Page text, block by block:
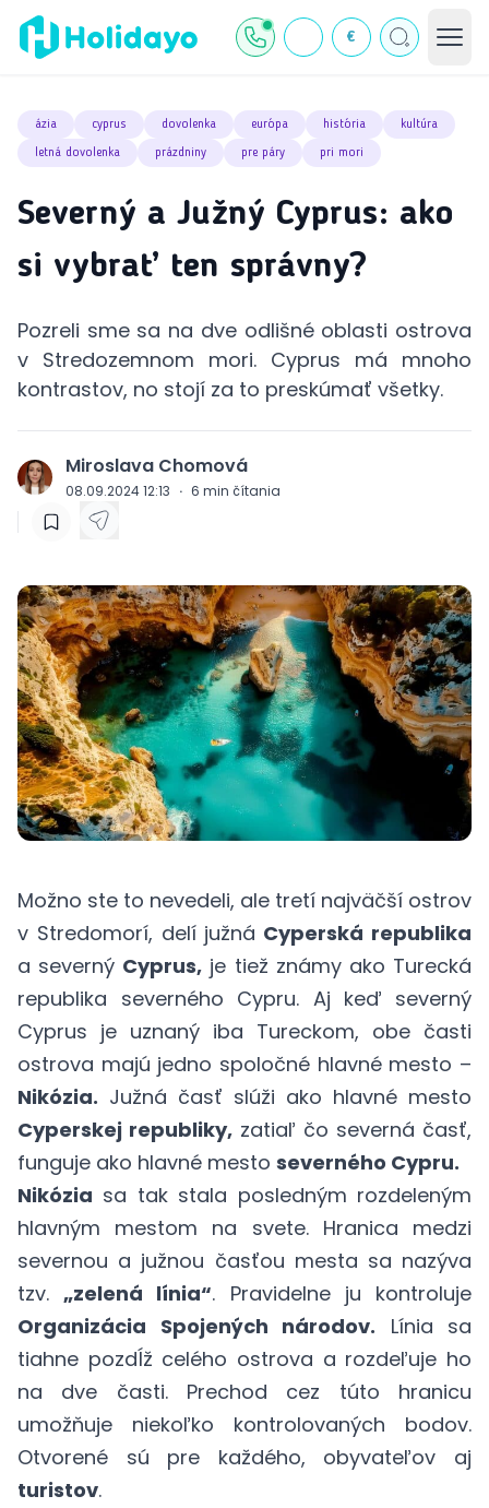
€
ázia cyprus dovolenka európa história kultúra
letná dovolenka prázdniny pre páry pri mori
Severný a Južný Cyprus: ako
si vybrať ten správny?
Pozreli sme sa na dve odlišné oblasti ostrova
v Stredozemnom mori. Cyprus má mnoho
kontrastov, no stojí za to preskúmať všetky.
J Miroslava Chomová
08.09.2024 12:13 · 6 min čítania
Možno ste to nevedeli, ale tretí najväčší ostrov
v Stredomorí, delí južná Cyperská republika
a severný Cyprus, je tiež známy ako Turecká
republika severného Cypru. Aj keď severný
Cyprus je uznaný iba Tureckom, obe časti
ostrova majú jedno spoločné hlavné mesto –
Nikózia. Južná časť slúži ako hlavné mesto
Cyperskej republiky, zatiaľ čo severná časť,
funguje ako hlavné mesto severného Cypru.
Nikózia sa tak stala posledným rozdeleným
hlavným mestom na svete. Hranica medzi
severnou a južnou časťou mesta sa nazýva
tzv.„zelená línia“. Pravidelne ju kontroluje
Organizácia Spojených národov. Línia sa
tiahne pozdĺž celého ostrova a rozdeľuje ho
na dve časti. Prechod cez túto hranicu
umožňuje niekoľko kontrolovaných bodov.
Otvorené sú pre každého, obyvateľov aj
turistov.